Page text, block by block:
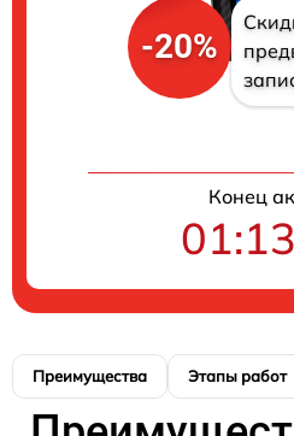
-20%
Конец
Преимущества Этапы работ